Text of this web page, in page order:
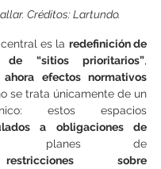
Créditos: Lartundo.
es la redefinición de
“sitios prioritarios”,
ahora efectos normativos
se trata únicamente de un
estos espacios
a obligaciones de
planes de
restricciones sobre